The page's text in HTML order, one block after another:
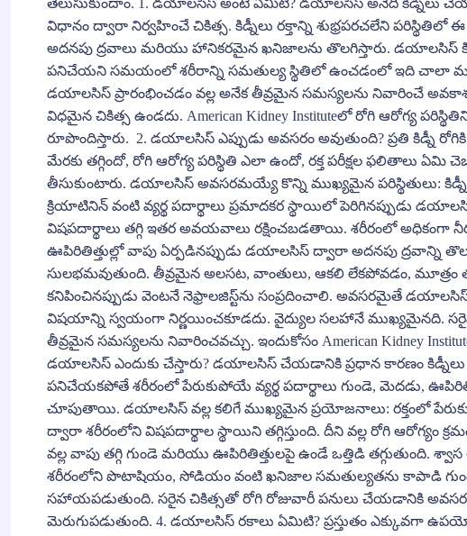
తెలుసుకుందాం. 1. డయాలసిస్ అంటే ఏమిటి? డయాలసిస్ అనేది కిడ్నీలు
విధానం ద్వారా నిర్వహించే చికిత్స. కిడ్నీలు రక్తాన్ని శుభ్రపరచలేని పరిస్థితిలో
అదనపు ద్రవాలు మరియు హానికరమైన ఖనిజాలను తొలగిస్తారు. డయాలసిస్
పనిచేయని సమయంలో శరీరాన్ని సమతుల్య స్థితిలో ఉంచడంలో ఇది చాలా
డయాలసిస్ ప్రారంభించడం వల్ల అనేక తీవ్రమైన సమస్యలను నివారించే
విధమైన చికిత్స ఉండదు. American Kidney Instituteలో రోగి ఆరోగ్య
రూపొందిస్తారు. 2. డయాలసిస్ ఎప్పుడు అవసరం అవుతుంది? ప్రతి కిడ్నీ
మేరకు తగ్గిందో, రోగి ఆరోగ్య పరిస్థితి ఎలా ఉందో, రక్త పరీక్షల ఫలితాలు
తీసుకుంటారు. డయాలసిస్ అవసరమయ్యే కొన్ని ముఖ్యమైన పరిస్థితులు:
క్రియాటినిన్ వంటి వ్యర్థ పదార్థాలు ప్రమాదకర స్థాయిలో పెరిగినప్పుడు
విషపదార్థాలు తగ్గి ఇతర అవయవాలు రక్షించబడతాయి. శరీరంలో అధికంగా
ఊపిరితిత్తుల్లో వాపు ఏర్పడినప్పుడు డయాలసిస్ ద్వారా అదనపు ద్రవాన్ని
సులభమవుతుంది. తీవ్రమైన అలసట, వాంతులు, ఆకలి లేకపోవడం, మూత్రం
కనిపించినప్పుడు వెంటనే నెఫ్రాలజిస్ట్‌ను సంప్రదించాలి. అవసరమైతే
విషయాన్ని స్వయంగా నిర్ణయించకూడదు. వైద్యుల సలహానే ముఖ్యమైనది.
తీవ్రమైన సమస్యలను నివారించవచ్చు. ఇందుకోసం American Kidney
డయాలసిస్ ఎందుకు చేస్తారు? డయాలసిస్ చేయడానికి ప్రధాన కారణం
పనిచేయకపోతే శరీరంలో పేరుకుపోయే వ్యర్థ పదార్థాలు గుండె, మెదడు,
చూపుతాయి. డయాలసిస్ వల్ల కలిగే ముఖ్యమైన ప్రయోజనాలు: రక్తంలో
ద్వారా శరీరంలోని విషపదార్థాల స్థాయిని తగ్గిస్తుంది. దీని వల్ల రోగి ఆరోగ్యం
వల్ల వాపు తగ్గి గుండె మరియు ఊపిరితిత్తులపై ఉండే ఒత్తిడి తగ్గుతుంది.
శరీరంలోని పొటాషియం, సోడియం వంటి ఖనిజాల సమతుల్యతను కాపాడి గుండె
సహాయపడుతుంది. సరైన చికిత్సతో రోగి రోజువారీ పనులు చేయడానికి
మెరుగుపడుతుంది. 4. డయాలసిస్ రకాలు ఏమిటి? ప్రస్తుతం ఎక్కువగా